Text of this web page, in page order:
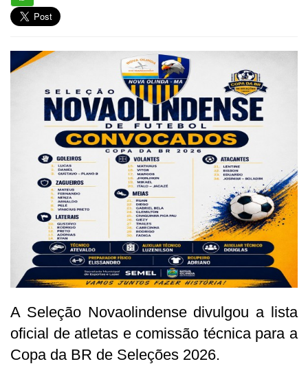
A Seleção Novaolindense divulgou a lista
oficial de atletas e comissão técnica para a
Copa da BR de Seleções 2026.